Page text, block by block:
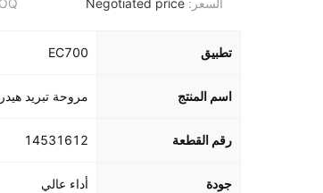
السعر: Negotiated price
تطبيق EC700
اسم المنتج مروحة تبريد
رقم القطعة 14531612
جودة أداء عالي